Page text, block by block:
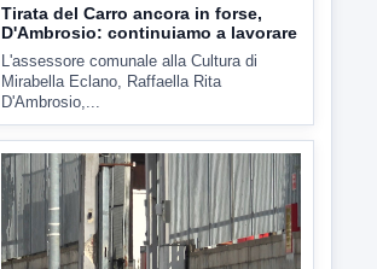
Tirata del Carro ancora in forse,
D'Ambrosio: continuiamo a lavorare
L'assessore comunale alla Cultura di
Mirabella Eclano, Raffaella Rita
D'Ambrosio,...